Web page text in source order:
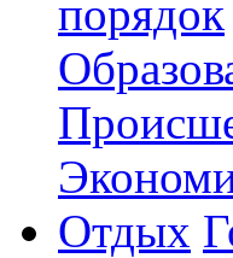
порядок
Отдых